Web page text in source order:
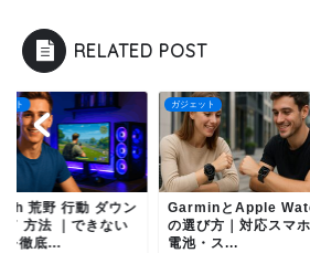
RELATED POST
ット
荒野 行動 ダウン
ド 方法 ｜できない
を徹底...
ガジェット
GarminとApple
の選び方｜対応スマホ
電池・ス...